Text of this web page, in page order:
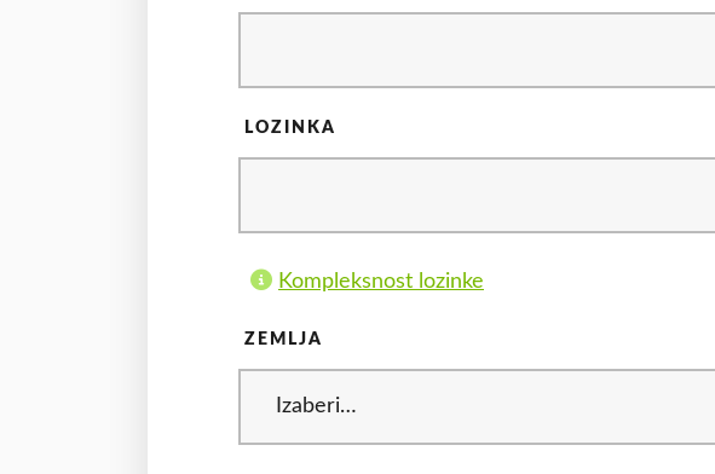
LOZINKA
Kompleksnost lozinke
ZEMLJA